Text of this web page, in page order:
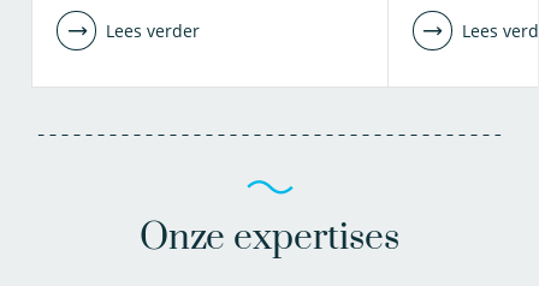
Lees verder Lees
Onze expertises